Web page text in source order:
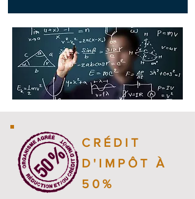
CRÉDIT
D'IMPÔT À
50%